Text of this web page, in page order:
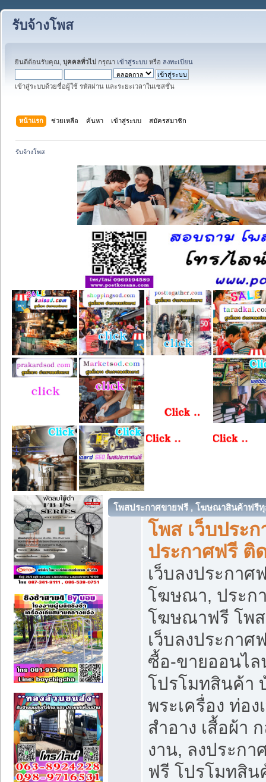
รับจ้างโพส
ยินดีต้อนรับคุณ, บุคคลทั่วไป กรุณา เข้าสู่ระบบ หรือ ลงทะเบียน
เข้าสู่ระบบด้วยชื่อผู้ใช้ รหัสผ่าน และระยะเวลาในเซสชั่น
หน้าแรก ช่วยเหลือ ค้นหา เข้าสู่ระบบ สมัครสมาชิก
รับจ้างโพส
โพสประกาศขายฟรี , โฆษณาสินค้าฟรี
โพส เว็บประก
ประกาศฟรี ติ
เว็บลงประกา
โฆษณา, ประก
โฆษณาฟรี โพส
เว็บลงประกา
ซื้อ-ขายออนไล
โปรโมทสินค้า
พระเครื่อง ท่อง
สำอาง เสื้อผ้า
งาน, ลงประก
ฟรี โปรโมทสิ